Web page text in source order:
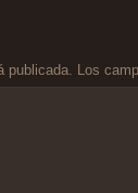
publicada. Los